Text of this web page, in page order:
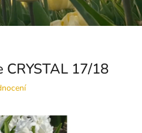
17/18